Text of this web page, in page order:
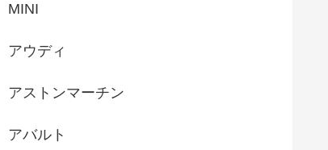
MINI
アウディ
アストンマーチン
アバルト